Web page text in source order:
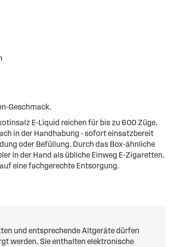
Geschmack.
E-Liquid reichen für bis zu 600 Züge.
in der Handhabung - sofort einsatzbereit
oder Befüllung. Durch das Box-ähnliche
in der Hand als übliche Einweg E-Zigaretten.
eine fachgerechte Entsorgung.
und entsprechende Altgeräte dürfen
werden. Sie enthalten elektronische